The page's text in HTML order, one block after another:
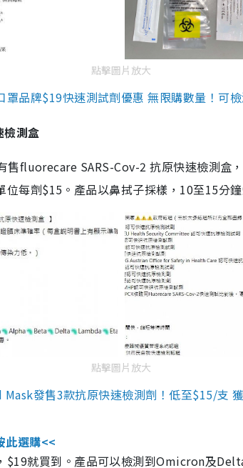
點擊圖片放大
罩品牌$19快速測試劑優惠 無限購數量！可
測盒
售fluorecare SARS-Cov-2 抗原快速檢測盒
每劑$15。產品以鼻拭子採樣，10至15分鐘
點擊圖片放大
發售3款抗原快速檢測劑！低至$15/支
此選購<<
$19就買到。產品可以檢測到Omicron及